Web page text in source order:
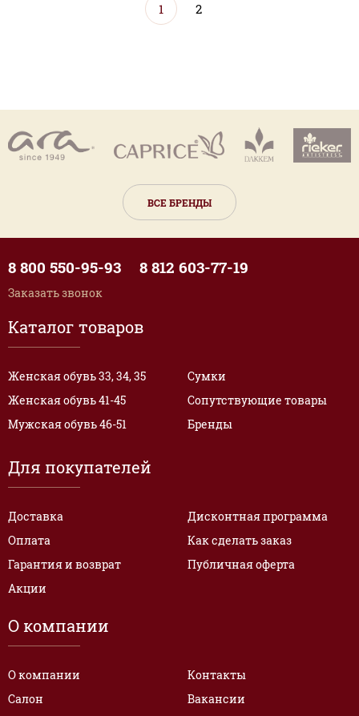
1 2
ВСЕ БРЕНДЫ
Каталог товаров
Женская обувь 33, 34, 35
Женская обувь 41-45
Мужская обувь 46-51
Сумки
Сопутствующие товары
Бренды
Для покупателей
Доставка
Оплата
Гарантия и возврат
Акции
Дисконтная программа
Как сделать заказ
Публичная оферта
О компании
О компании
Салон
Контакты
Вакансии
8 800 550-95-93 8 812 603-77-19
Заказать звонок